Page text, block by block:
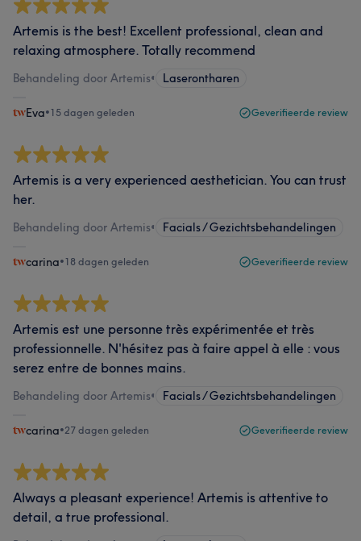
Artemis is the best! Excellent professional, clean and
relaxing atmosphere. Totally recommend
Behandeling door Artemis• Laserontharen
Eva•15 dagen geleden Geverifieerde review
Artemis is a very experienced aesthetician. You can trust
her.
Behandeling door Artemis• Facials / Gezichtsbehandelingen
carina•18 dagen geleden Geverifieerde review
Artemis est une personne très expérimentée et très
professionnelle. N'hésitez pas à faire appel à elle : vous
serez entre de bonnes mains.
Behandeling door Artemis• Facials / Gezichtsbehandelingen
carina•27 dagen geleden Geverifieerde review
Always a pleasant experience! Artemis is attentive to
detail, a true professional.